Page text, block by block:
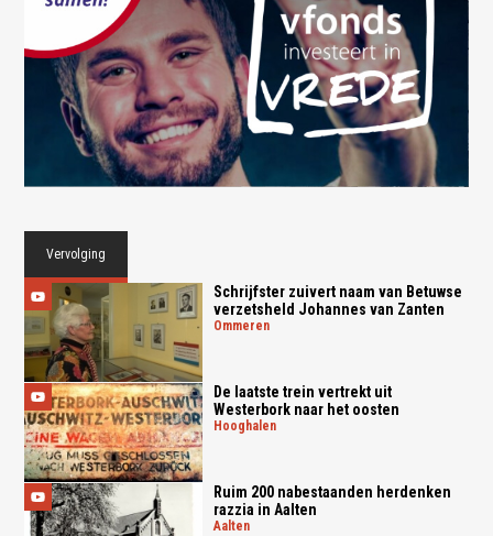
Vervolging
Schrijfster zuivert naam van Betuwse
verzetsheld Johannes van Zanten
ommeren
De laatste trein vertrekt uit
Westerbork naar het oosten
hooghalen
Ruim 200 nabestaanden herdenken
razzia in Aalten
aalten